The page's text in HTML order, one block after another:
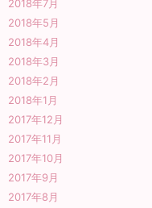
2018年7月
2018年5月
2018年4月
2018年3月
2018年2月
2018年1月
2017年12月
2017年11月
2017年10月
2017年9月
2017年8月